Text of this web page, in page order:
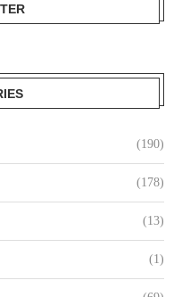
(190)
(178)
(13)
(1)